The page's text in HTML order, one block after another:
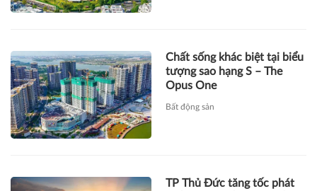
Chất sống khác biệt tại biểu
tượng sao hạng S – The
Opus One
Bất động sản
TP Thủ Đức tăng tốc phát